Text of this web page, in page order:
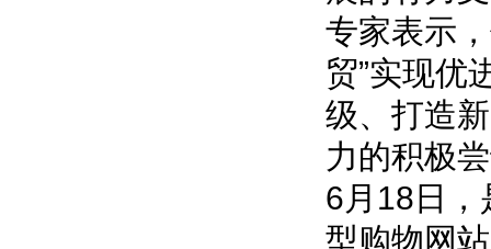
专家表示
贸”实现优
级、打造
力的积极
6月18日，
型购物网